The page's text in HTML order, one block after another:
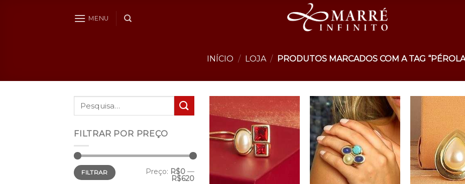
MENU
INÍCIO / LOJA / PRODUTOS MARCADOS COM A TAG
Pesquisar
FILTRAR POR PREÇO
Preço
mínimo
Preço
máximo
FILTRAR Preço: R$0 —
R$620